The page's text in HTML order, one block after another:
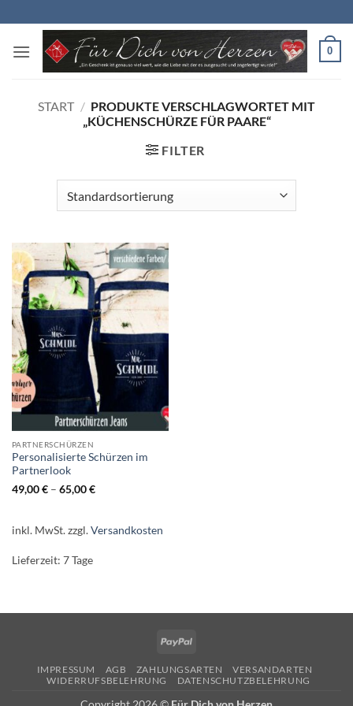
Inhalt
springen
0
START / PRODUKTE VERSCHLAGWORTET MIT
„KÜCHENSCHÜRZE FÜR PAARE“
FILTER
PARTNERSCHÜRZEN
Personalisierte Schürzen im
Partnerlook
49,00€– 65,00€
inkl. MwSt.zzgl.Versandkosten
Lieferzeit: 7 Tage
PayPal
IMPRESSUM AGB ZAHLUNGSARTEN
VERSANDARTEN
WIDERRUFSBELEHRUNG
DATENSCHUTZBELEHRUNG